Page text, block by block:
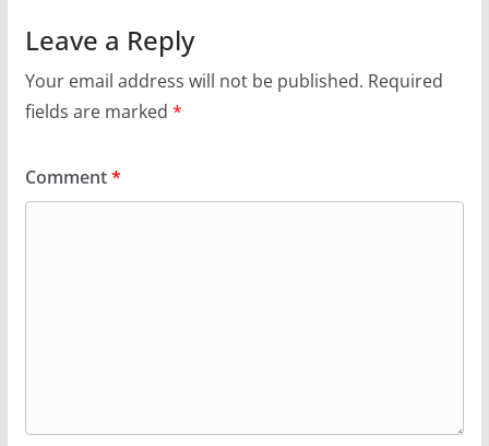
Leave a Reply
Your email address will not be published. Required
fields are marked *
Comment*